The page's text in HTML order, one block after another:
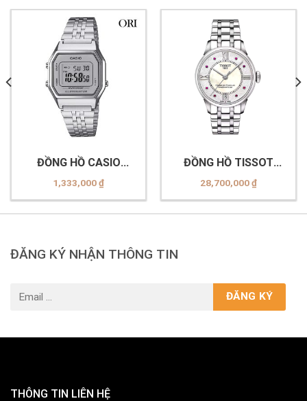
ĐỒNG HỒ CASIO
LA680WA-7DF
1,333,000₫
ĐỒNG HỒ TISSOT
T099.207.11.113.00
28,700,000₫
ĐĂNG KÝ NHẬN THÔNG TIN
THÔNG TIN LIÊN HỆ